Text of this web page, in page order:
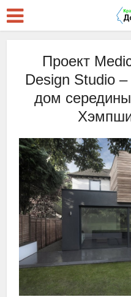
Проект
Design Studio
дом